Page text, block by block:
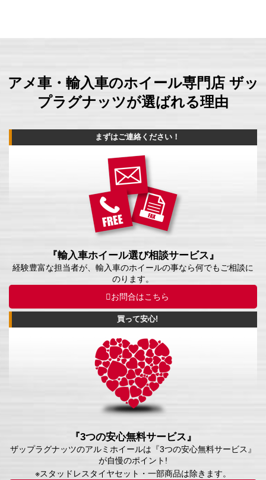
アメ車・輸入車のホイール専門店 ザッ
プラグナッツが選ばれる理由
まずはご連絡ください！
『輸入車ホイール選び相談サービス』
経験豊富な担当者が、輸入車のホイールの事なら何でもご相談に
のります。
お問合はこちら
買って安心!
『3つの安心無料サービス』
ザップラグナッツのアルミホイールは『3つの安心無料サービス』
が自慢のポイント!
※スタッドレスタイヤセット・一部商品は除きます。